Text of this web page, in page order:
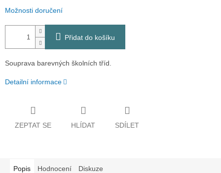
Možnosti doručení
Přidat do košíku
Souprava barevných školních tříd.
Detailní informace
ZEPTAT SE HLÍDAT SDÍLET
Popis Hodnocení Diskuze